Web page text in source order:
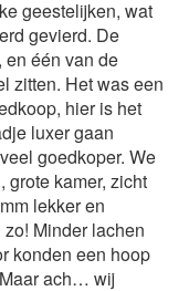
geestelijken, wat
gevierd. De
en één van de
zitten. Het was een
hier is het
luxer gaan
goedkoper. We
grote kamer, zicht
lekker en
Minder lachen
konden een hoop
ach… wij